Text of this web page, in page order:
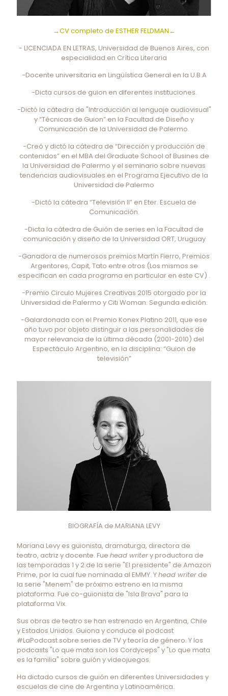
→CV completo de ESTHER FELDMAN←
- LICENCIADA EN LETRAS, Universidad de Buenos Aires, con
especialidad en Crítica Literaria
-Docente universitaria en Lingüística General en la U.B.A
-Dicta cursos de guion en diferentes instituciones.
-Dictó la cátedra de "Introducción al lenguaje audiovisual"
y “Técnicas de Guion” en la Facultad de Diseño y
Comunicación de la Universidad de Palermo.
-Creó y dictó la cátedra de “Dirección y producción de
contenidos” en el MBA del Graduate School of Busines de
la Universidad de Palermo y el seminario sobre nuevas
tendencias audiovisuales en el Programa Ejecutivo de la
Universidad de Palermo
-Dictó la cátedra “Televisión II” en Eter. Escuela de
Comunicación.
-Dicta la cátedra de Guión de series en la Facultad de
comunicación y diseño de la Universidad ORT, Uruguay
-Ganadora de numerosos premios Martín Fierro, Premios
Argentores, Capit, Tato entre otros (Los mismos se
especifican en cada programa en particular en este CV) .
-Premio Circulo Mujeres Creativas 2015 otorgado por la
Universidad de Palermo y Citi Woman. Segunda edición.
-Galardonada con el Premio Konex Platino 2011, que ese
año tuvo por objeto distinguir a las personalidades de
mayor relevancia de la última década (2001-2010) del
Espectáculo Argentino, en la disciplina: “Guion de
televisión”
BIOGRAFÍA de MARIANA LEVY
Mariana Levy es guionista, dramaturga, directora de
teatro, actriz y docente. Fue head writery productora de
las temporadas 1 y 2 de la serie "El presidente" de Amazon
Prime, por la cual fue nominada al EMMY. Yhead writer de
la serie "Menem" de próximo estreno en la misma
plataforma. Fue co-guionista de "Isla Brava" para la
plataforma Vix.
Sus obras de teatro se han estrenado en Argentina, Chile
y Estados Unidos. Guiona y conduce el podcast
#LaPodcast sobre series de TV y teoría de género. Y los
podcasts "Lo que mata son los Cordyceps" y "Lo que mata
es la familia" sobre guión y videojuegos.
Ha dictado cursos de guión en diferentes Universidades y
escuelas de cine de Argentina y Latinoamérica.